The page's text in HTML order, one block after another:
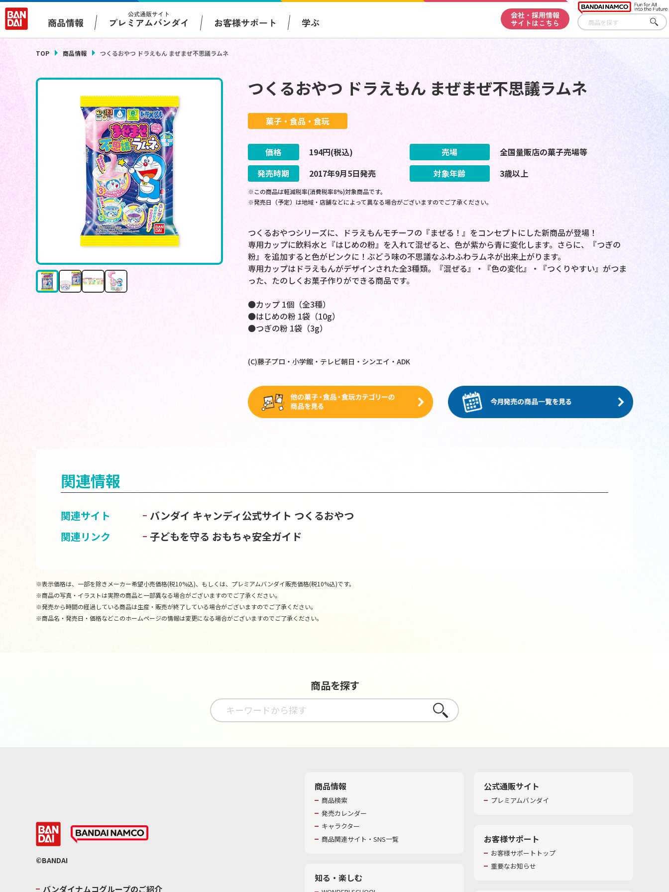
商品情報
公式通販サイト
プレミアムバンダイ お客様サポート 学ぶ
会社・採用情報
サイトはこちら
さが
す
TOP 商品情報 つくるおやつ ドラえもん まぜまぜ不思議ラムネ
つくるおやつ ドラえもん まぜまぜ不思議ラムネ
菓子・食品・食玩
価格 194円(税込) 売場
全国量販店の菓子売場等
発売時期
2017年9月5日発売 対象年齢 3歳以上
※この商品は軽減税率(消費税率8%)対象商品です。
※発売日（予定）は地域・店舗などによって異なる場合がございますのでご了承ください。
つくるおやつシリーズに、ドラえもんモチーフの『まぜる！』をコンセプトにした新商品が登場！
専用カップに飲料水と『はじめの粉』を入れて混ぜると、色が紫から青に変化します。さらに、『つぎの
粉』を追加すると色がピンクに！ぶどう味の不思議なふわふわラムネが出来上がります。
専用カップはドラえもんがデザインされた全3種類。『混ぜる』・『色の変化』・『つくりやすい』がつま
った、たのしくお菓子作りができる商品です。
●カップ 1個（全3種）
●はじめの粉 1袋（10g）
●つぎの粉 1袋（3g）
(C)藤子プロ・小学館・テレビ朝日・シンエイ・ADK
関連情報
関連サイト バンダイ キャンディ公式サイト つくるおやつ
関連リンク
子どもを守る おもちゃ安全ガイド
※表示価格は、一部を除きメーカー希望小売価格(税10%込)、もしくは、プレミアムバンダイ販売価格(税10%込)です。
※商品の写真・イラストは実際の商品と一部異なる場合がございますのでご了承ください。
※発売から時間の経過している商品は生産・販売が終了している場合がございますのでご了承ください。
※商品名・発売日・価格などこのホームページの情報は変更になる場合がございますのでご了承ください。
商品を探す
さがす
©BANDAI
バンダイナムコグループのご紹介
商品情報
商品検索
発売カレンダー
キャラクター
商品関連サイト・SNS一覧
知る・楽しむ
公式通販サイト
プレミアムバンダイ
お客様サポート
お客様サポートトップ
重要なお知らせ